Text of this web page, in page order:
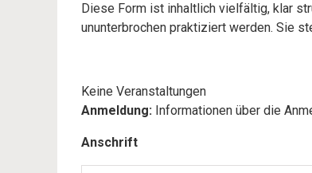
Diese Form ist inhaltlich vielfältig, klar
ununterbrochen praktiziert werden. Sie
Keine Veranstaltungen
Anmeldung: Informationen über die
Anschrift